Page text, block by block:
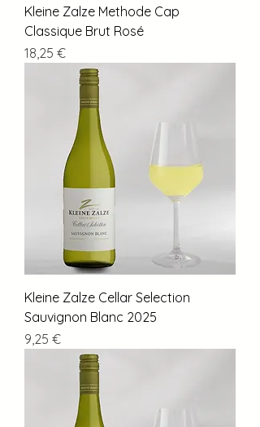
Kleine Zalze Methode Cap
Classique Brut Rosé
Preis
18,25 €
Kleine Zalze Cellar Selection
Sauvignon Blanc 2025
Preis
9,25 €